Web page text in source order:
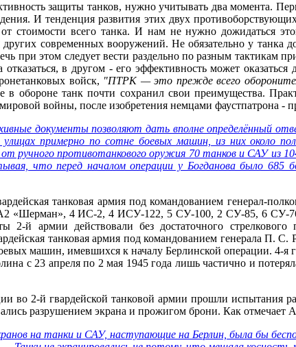
защиты танков, нужно учитывать два момента.
И тенденция развития этих двух
стоимости всего танка. И нам не нужно дожидаться
современных вооружений. Не обязательно у танка
при этом следует вести раздельно по разным
отказаться, в другом - его эффективность может
войск, "ПТРК — это прежде всего
обороне танк почти сохранил свои преимущества.
войны, после изобретения немцами фаустпатрона
документы позволяют дать вполне определённый
улицах примерно по сотне боевых машин, из них около
от ручного противотанкового оружия 70 танков и САУ
что перед началом операции у Богданова было 685
танковая армия под командованием генерал-
«Шерман», 4 ИС-2, 4 ИСУ-122, 5 СУ-100, 2 СУ-85, 6 СУ-
2-й армии действовали без достаточного
танковая армия под командованием генерала П.
машин, имевшихся к началу Берлинской операции. 4-я
с 23 апреля по 2 мая 1945 года лишь частично и
во 2-й гвардейской танковой армии прошли испытания
разрушением экрана и прожигом брони. Как отмечает
на танки и САУ, наступающие на Берлин, была бы